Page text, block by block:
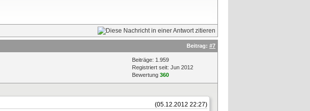
Beitrag: #7
Beiträge: 1.959
Registriert seit: Jun 2012
Bewertung 360
(05.12.2012 22:27)